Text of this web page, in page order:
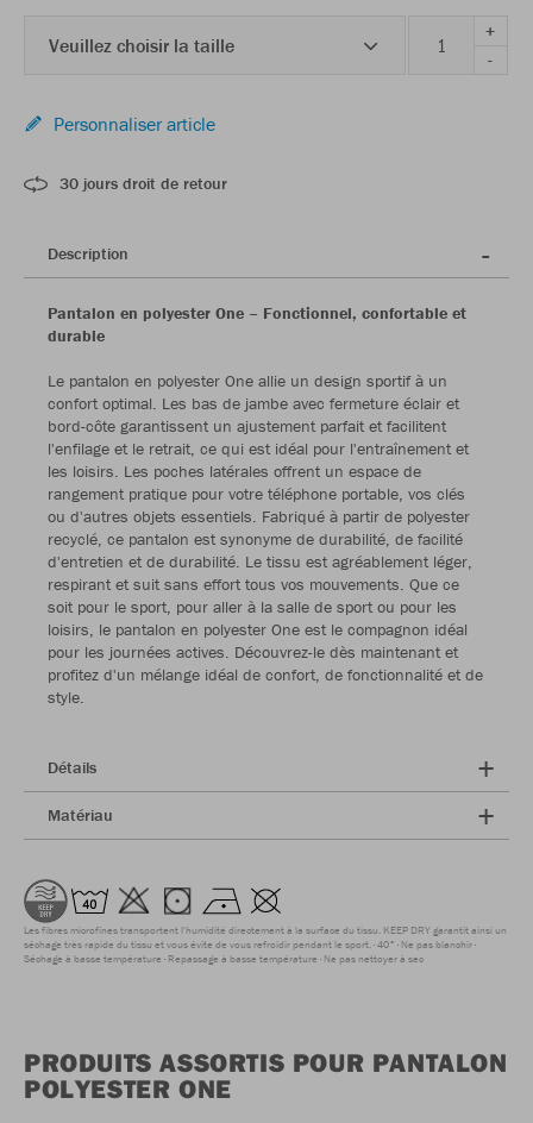
Veuillez choisir la taille
+
-
Personnaliser article
30 jours droit de retour
Description
Pantalon en polyester One – Fonctionnel, confortable et
durable
Le pantalon en polyester One allie un design sportif à un
confort optimal. Les bas de jambe avec fermeture éclair et
bord-côte garantissent un ajustement parfait et facilitent
l'enfilage et le retrait, ce qui est idéal pour l'entraînement et
les loisirs. Les poches latérales offrent un espace de
rangement pratique pour votre téléphone portable, vos clés
ou d'autres objets essentiels. Fabriqué à partir de polyester
recyclé, ce pantalon est synonyme de durabilité, de facilité
d'entretien et de durabilité. Le tissu est agréablement léger,
respirant et suit sans effort tous vos mouvements. Que ce
soit pour le sport, pour aller à la salle de sport ou pour les
loisirs, le pantalon en polyester One est le compagnon idéal
pour les journées actives. Découvrez-le dès maintenant et
profitez d'un mélange idéal de confort, de fonctionnalité et de
style.
Détails
Matériau
Les fibres microfines transportent l'humidité directement à la surface du tissu. KEEP DRY garantit ainsi un
séchage très rapide du tissu et vous évite de vous refroidir pendant le sport. 40° Ne pas blanchir
Séchage à basse température Repassage à basse température Ne pas nettoyer à sec
PRODUITS ASSORTIS POUR PANTALON
POLYESTER ONE